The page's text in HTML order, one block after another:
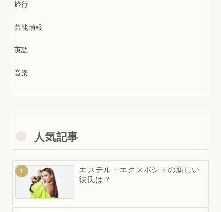
旅行
芸能情報
英語
音楽
人気記事
エステル・エクスポシトの新しい
彼氏は？